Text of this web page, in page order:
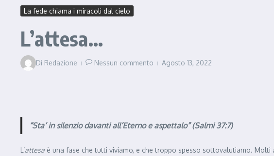
La fede chiama i miracoli dal cielo
L’attesa…
Di Redazione Nessun commento Agosto 13, 2022
“Sta’ in silenzio davanti all’Eterno e aspettalo” (Salmi 37:7)
L’attesa è una fase che tutti viviamo, e che troppo spesso sottovalutiamo.